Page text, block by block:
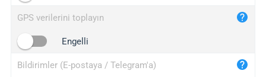
GPS verilerini toplayın
Engelli
Bildirimler (E-postaya / Telegram'a)